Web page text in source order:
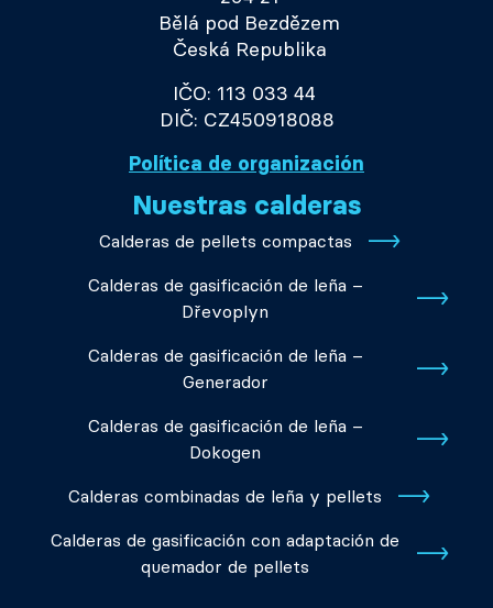
Bělá pod Bezdězem
Česká Republika
IČO: 113 033 44
DIČ: CZ450918088
Política de organización
Nuestras calderas
Calderas de pellets compactas
Calderas de gasificación de leña –
Dřevoplyn
Calderas de gasificación de leña –
Generador
Calderas de gasificación de leña –
Dokogen
Calderas combinadas de leña y pellets
Calderas de gasificación con adaptación de
quemador de pellets